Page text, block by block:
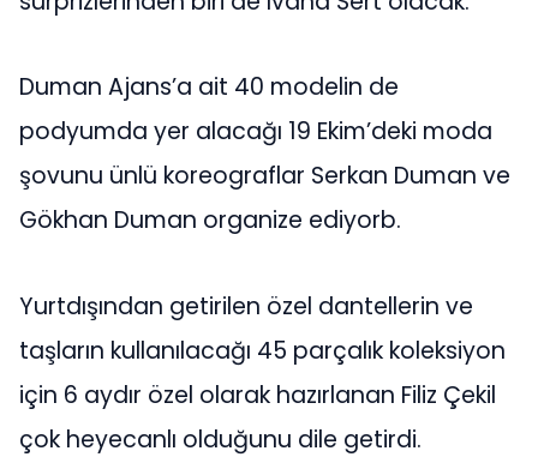
Duman Ajans’a ait 40 modelin de
podyumda yer alacağı 19 Ekim’deki moda
şovunu ünlü koreograflar Serkan Duman ve
Gökhan Duman organize ediyorb.
Yurtdışından getirilen özel dantellerin ve
taşların kullanılacağı 45 parçalık koleksiyon
için 6 aydır özel olarak hazırlanan Filiz Çekil
çok heyecanlı olduğunu dile getirdi.